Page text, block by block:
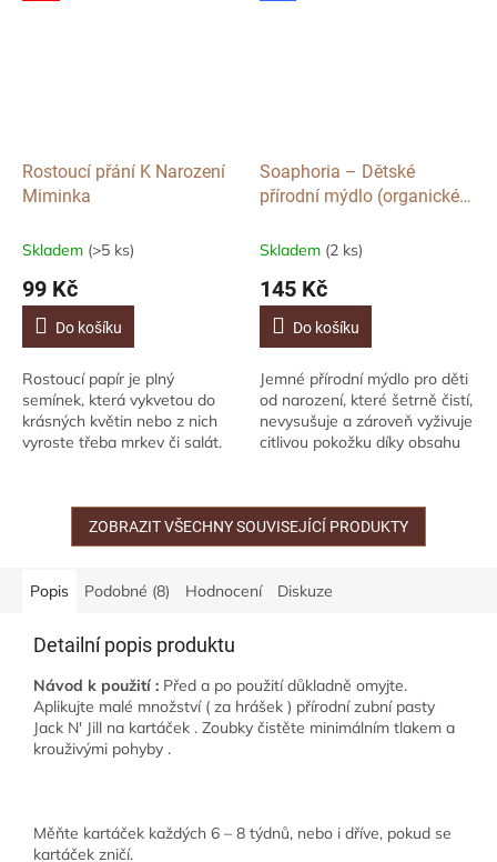
Rostoucí přání K Narození
Miminka
Skladem (>5 ks)
99 Kč
Do košíku
Rostoucí papír je plný
semínek, která vykvetou do
krásných květin nebo z nich
vyroste třeba mrkev či salát.
Soaphoria – Dětské
přírodní mýdlo (organické),
Skladem (2 ks)
145 Kč
Do košíku
Jemné přírodní mýdlo pro děti
od narození, které šetrně čistí,
nevysušuje a zároveň vyživuje
citlivou pokožku díky obsahu
ZOBRAZIT VŠECHNY SOUVISEJÍCÍ PRODUKTY
Popis Podobné (8) Hodnocení Diskuze
Detailní popis produktu
Návod k použití : Před a po použití důkladně omyjte.
Aplikujte malé množství ( za hrášek ) přírodní zubní pasty
Jack N' Jill na kartáček . Zoubky čistěte minimálním tlakem a
krouživými pohyby .
Měňte kartáček každých 6 – 8 týdnů, nebo i dříve, pokud se
kartáček zničí.